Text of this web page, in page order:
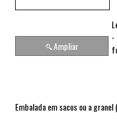
Ampliar
-
Embalada em sacos ou a granel